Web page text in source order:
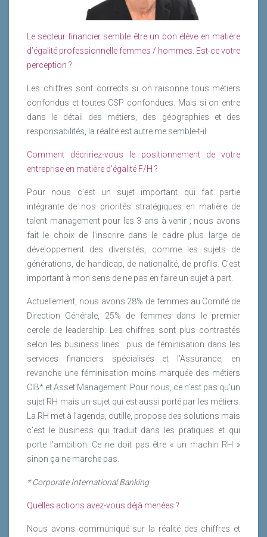
Cher lecteur, chère lectrice, si tu souhaites lire un
énième article t’expliquant comment les femmes sont
malheureuses au travail, maltraitées, discriminées,
nie pas que ces phénomènes existent, bien entendu,
mais je crois que les médias renvoient un miroir
déformant de la réalité en se focalisant sur les trains
qui n’arrivent pas à l’heure. Pour 100 articles sur les
difficultés rencontrées par les femmes actives,
combien sur les femmes qui s’éclatent au travail ?
au foyer ne sont pas masochistes ? Permettez-moi
d’en douter. Est-ce alors à dire que les femmes
travailleraient avant tout par nécessité, pour gagner
leur vie ? Les études montrent au contraire que les
femmes sont moins motivées en moyenne que les
hommes par la dimension instrumentale du travail ;
elles sont en revanche plus nombreuses à être mues
où le travail contribue à la vie sociale, au
développement personnel, au sentiment d’utilité
sociale, etc.
Lire la suite
dissociation, un dédoublement de personnalité ; une
version de moi-même journaliste (VJ) questionnant
l’autre partie celle qui a écrit ? Dans tous les cas : un
défi que je relève avec plaisir !
Lire la suite
des femmes dans le monde du travail, mais certains
tour d’horizon éclaire des évolutions contrastées:
puisque l’éventail des questions posées par les
discordances est très ouvert, l’inventaire n’ est pas
exhaustif . Un aperçu de pistes à explorer donne
cependant à réfléchir.
Le secteur financier semble être un bon élève en matière
d’égalité professionnelle femmes / hommes. Est-ce votre
perception ?
Les chiffres sont corrects si on raisonne tous métiers
confondus et toutes CSP confondues. Mais si on entre
dans le détail des métiers, des géographies et des
responsabilités, la réalité est autre me semble-t-il.
Comment décririez-vous le positionnement de votre
entreprise en matière d’égalité F/H ?
Pour nous c’est un sujet important qui fait partie
intégrante de nos priorités stratégiques en matière de
talent management pour les 3 ans à venir ; nous avons
fait le choix de l’inscrire dans le cadre plus large de
développement des diversités, comme les sujets de
générations, de handicap, de nationalité, de profils. C’est
important à mon sens de ne pas en faire un sujet à part.
Actuellement, nous avons 28% de femmes au Comité de
Direction Générale, 25% de femmes dans le premier
cercle de leadership. Les chiffres sont plus contrastés
selon les business lines : plus de féminisation dans les
services financiers spécialisés et l’Assurance, en
revanche une féminisation moins marquée des métiers
CIB* et Asset Management. Pour nous, ce n’est pas qu’un
sujet RH mais un sujet qui est aussi porté par les métiers.
La RH met à l’agenda, outille, propose des solutions mais
c’est le business qui traduit dans les pratiques et qui
porte l’ambition. Ce ne doit pas être « un machin RH »
sinon ça ne marche pas.
* Corporate International Banking
Quelles actions avez-vous déjà menées ?
Nous avons communiqué sur la réalité des chiffres et